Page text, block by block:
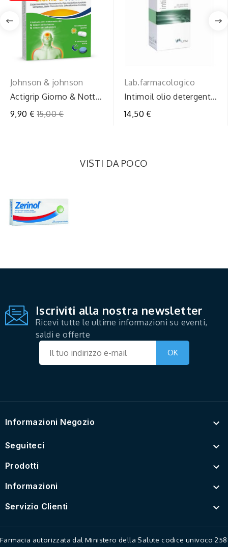
Johnson & johnson
Actigrip Giorno & Notte
Trattamento...
9,90 € Prezzo
15,00 €
Lab.farmacologico
Intimoil olio detergente
14,50 €
VISTI DA POCO
Iscriviti alla nostra newsletter
Ricevi tutte le ultime informazioni su eventi,
saldi e offerte
Informazioni Negozio 
Seguiteci 
Prodotti 
Informazioni 
Servizio Clienti 
Farmacia autorizzata dal Ministero della Salute codice univoco 258